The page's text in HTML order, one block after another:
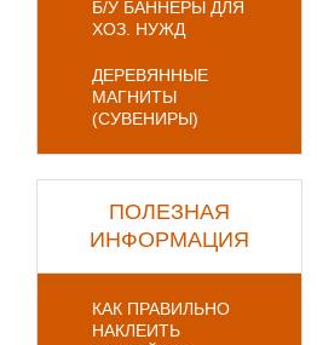
Б/У БАННЕРЫ ДЛЯ
ХОЗ. НУЖД
ДЕРЕВЯННЫЕ
МАГНИТЫ
(СУВЕНИРЫ)
ПОЛЕЗНАЯ
ИНФОРМАЦИЯ
КАК ПРАВИЛЬНО
НАКЛЕИТЬ